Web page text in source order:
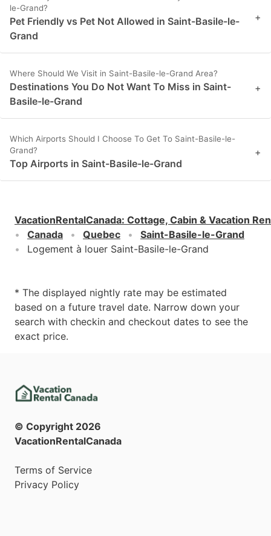
le-Grand?
Pet Friendly vs Pet Not Allowed in Saint-Basile-le-
Grand
+
Where Should We Visit in Saint-Basile-le-Grand Area?
Destinations You Do Not Want To Miss in Saint-
Basile-le-Grand
+
Which Airports Should I Choose To Get To Saint-Basile-le-
Grand?
Top Airports in Saint-Basile-le-Grand
+
VacationRentalCanada: Cottage, Cabin & Vacation
Canada
Quebec
Saint-Basile-le-Grand
Logement à louer Saint-Basile-le-Grand
* The displayed nightly rate may be estimated
based on a future travel date. Narrow down your
search with checkin and checkout dates to see the
exact price.
© Copyright 2026
VacationRentalCanada
Terms of Service
Privacy Policy